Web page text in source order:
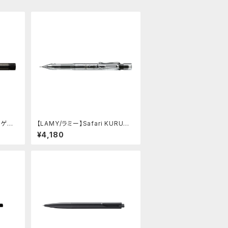
ル
ーン
【LAMY/ラミー】Safari KURUTO
GA inside シャープペンシル (ビ
スタ)
¥4,180